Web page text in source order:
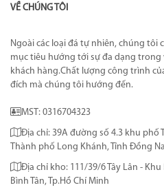
VỀ CHÚNG TÔI
Ngoài các loại đá tự nhiên, chúng tôi
mục tiêu hướng tới sự đa dạng trong
khách hàng.Chất lượng công trình
đích mà chúng tôi hướng đến.
MST: 0316704323
Địa chỉ: 39A đường số 4.3 khu phố
Thành phố Long Khánh, Tỉnh Đồng
Địa chỉ kho: 111/39/6 Tây Lân - Khu
Bình Tân, Tp.Hồ Chí Minh